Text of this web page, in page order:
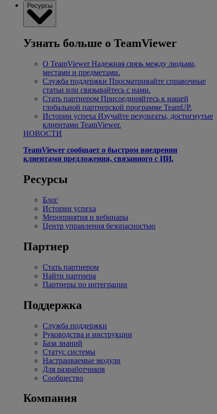
Ресурсы
Узнать больше о TeamViewer
О TeamViewer Надежная связь между людьми,
местами и предметами.
Служба поддержки Просматривайте справочные
статьи или связывайтесь с нами.
Стать партнером Присоединяйтесь к нашей
глобальной партнерской программе TeamUP.
Истории успеха Изучайте результаты, достигнутые
клиентами TeamViewer.
НОВОСТИ
TeamViewer сообщает о быстром внедрении
клиентами предложения, связанного с ИИ.
Ресурсы
Блог
Истории успеха
Мероприятия и вебинары
Центр управления безопасностью
Партнер
Стать партнером
Найти партнера
Партнеры по интеграции
Поддержка
Служба поддержки
Руководства и инструкции
База знаний
Статус системы
Настраиваемые модули
Для разработчиков
Сообщество
Компания